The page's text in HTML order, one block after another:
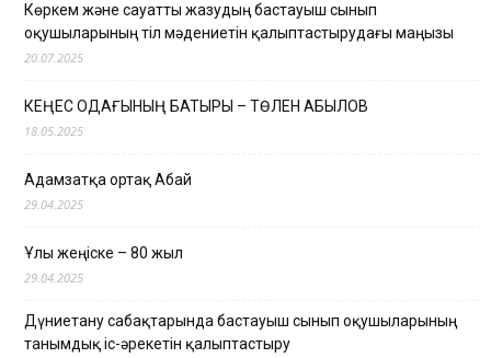
Көркем және сауатты жазудың бастауыш сынып
оқушыларының тіл мәдениетін қалыптастырудағы маңызы
20.07.2025
КЕҢЕС ОДАҒЫНЫҢ БАТЫРЫ – ТӨЛЕН ҚАБЫЛОВ
18.05.2025
Адамзатқа ортақ Абай
29.04.2025
Ұлы жеңіске – 80 жыл
29.04.2025
Дүниетану сабақтарында бастауыш сынып оқушыларының
танымдық іс-әрекетін қалыптастыру